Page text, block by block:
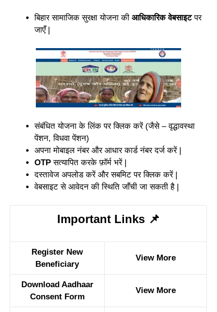
बिहार सामाजिक सुरक्षा योजना की आधिकारिक वेबसाइटपर
जाएँ |
संबंधित योजना के लिंक पर क्लिक करें (जैसे – वृद्धावस्था
पेंशन, विधवा पेंशन)
अपना मोबाइल नंबर और आधार कार्ड नंबर दर्ज करें |
OTPसत्यापित करके फ़ॉर्म भरें |
दस्तावेज अपलोड करें और सबमिट पर क्लिक करें |
वेबसाइट से आवेदन की स्थिति जाँची जा सकती है |
Important Links 📌
Register New
Beneficiary
View More
Download Aadhaar
Consent Form
View More